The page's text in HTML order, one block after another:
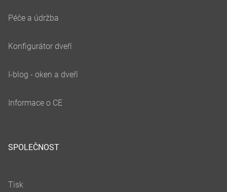
SPOLEČNOST